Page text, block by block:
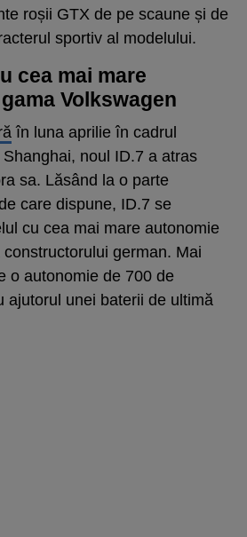
roșii GTX de pe scaune și de
sportiv al modelului.
cea mai mare
Volkswagen
în luna aprilie în cadrul
noul ID.7 a atras
sa. Lăsând la o parte
care dispune, ID.7 se
cu cea mai mare autonomie
german. Mai
o autonomie de 700 de
ajutorul unei baterii de ultimă